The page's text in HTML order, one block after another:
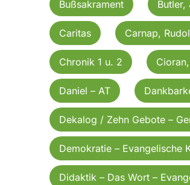
Bußsakrament Butler,
Caritas Carnap,
Chronik 1 u. 2
Daniel – AT
Dekalog / Zehn Gebote –
Demokratie – Evangelische
Didaktik – Das Wort –